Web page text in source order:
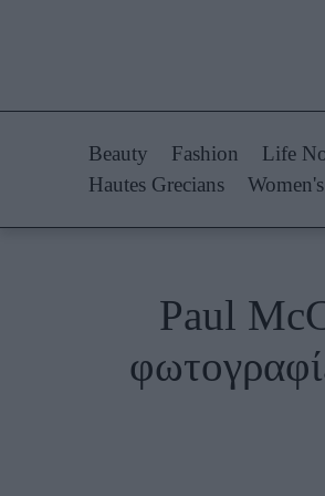
Woman Power
Beauty Fashion Life
Hautes Grecians
Paul